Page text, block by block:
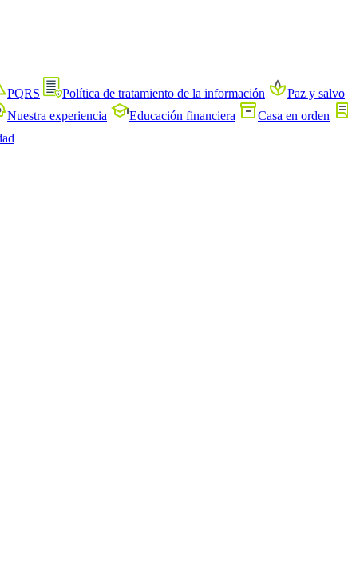
PQRS Política de tratamiento de la información Paz y salvo
Nuestra experiencia Educación financiera Casa en orden